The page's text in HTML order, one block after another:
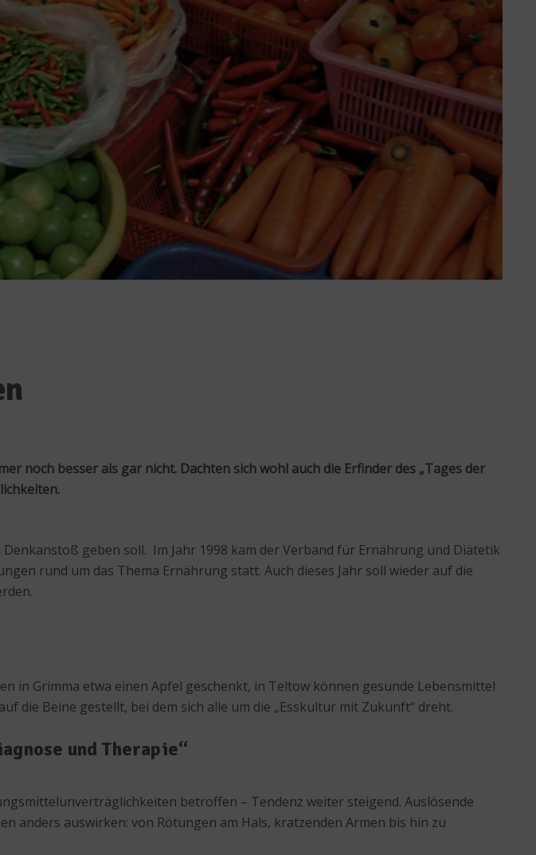
noch besser als gar nicht. Dachten sich wohl auch die Erfinder des „Tages der
geben soll. Im Jahr 1998 kam der Verband für Ernährung und Diätetik
rund um das Thema Ernährung statt. Auch dieses Jahr soll wieder auf die
in Grimma etwa einen Apfel geschenkt, in Teltow können gesunde Lebensmittel
die Beine gestellt, bei dem sich alle um die „Esskultur mit Zukunft“ dreht.
und Therapie“
betroffen – Tendenz weiter steigend. Auslösende
anders auswirken: von Rötungen am Hals, kratzenden Armen bis hin zu